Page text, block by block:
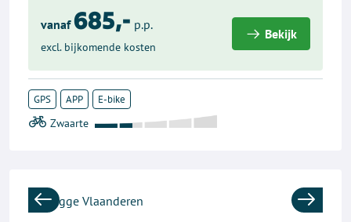
vanaf 685,- p.p.
excl. bijkomende kosten
Bekijk
GPS APP E-bike
Previous Next